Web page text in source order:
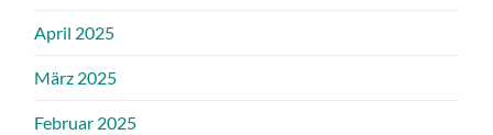
April 2025
März 2025
Februar 2025